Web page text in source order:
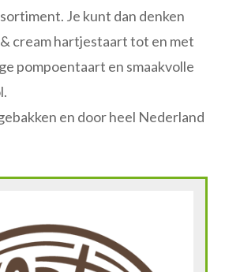
Je kunt dan denken
cream hartjestaart tot en met
pompoentaart en smaakvolle
en door heel Nederland